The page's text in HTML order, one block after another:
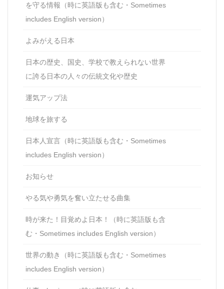
を守る情報（時に英語版も含む・Sometimes
includes English version）
よみがえる日本
日本の歴史、国史、学校で教えられない世界
に誇る日本の人々の伝統文化や歴史
運気アップ法
地球を旅する
日本人宣言（時に英語版も含む・Sometimes
includes English version）
お知らせ
やる気や勇気を奮い立たせる曲集
時が来た！目覚めよ日本！（時に英語版も含
む・Sometimes includes English version）
世界の動き（時に英語版も含む・Sometimes
includes English version）